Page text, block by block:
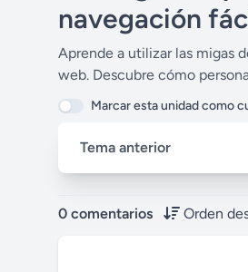
y
navegación
Aprende a utilizar las migas
web. Descubre cómo
Marcar esta unidad como
Tema anterior
0 comentarios Orden